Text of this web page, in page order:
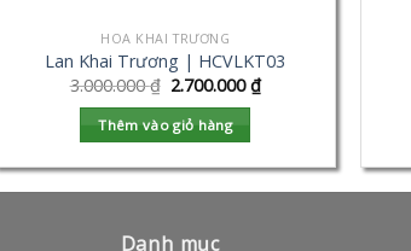
HOA KHAI TRƯƠNG
Lan Khai Trương | HCVLKT03
3.000.000₫ 2.700.000₫
Thêm vào giỏ hàng
Danh mục